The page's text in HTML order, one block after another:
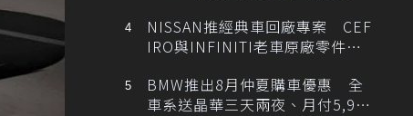
NISSAN推經典車回廠專案 CEF
IRO與INFINITI老車原廠零件最
BMW推出8月仲夏購車優惠 全
車系送晶華三天兩夜、月付5,900